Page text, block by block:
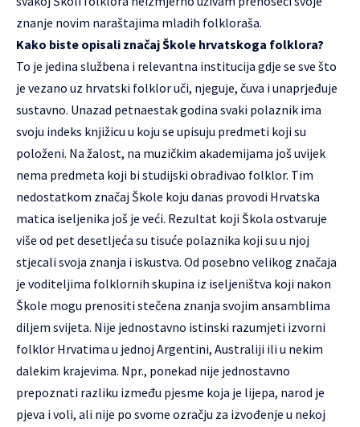
znanje novim naraštajima mladih folkloraša.
Kako biste opisali značaj Škole hrvatskoga folklora?
To je jedina službena i relevantna institucija gdje se sve što
je vezano uz hrvatski folklor uči, njeguje, čuva i unaprjeđuje
sustavno. Unazad petnaestak godina svaki polaznik ima
svoju indeks knjižicu u koju se upisuju predmeti koji su
položeni. Na žalost, na muzičkim akademijama još uvijek
nema predmeta koji bi studijski obrađivao folklor. Tim
nedostatkom značaj Škole koju danas provodi Hrvatska
matica iseljenika još je veći. Rezultat koji Škola ostvaruje
više od pet desetljeća su tisuće polaznika koji su u njoj
stjecali svoja znanja i iskustva. Od posebno velikog značaja
je voditeljima folklornih skupina iz iseljeništva koji nakon
Škole mogu prenositi stečena znanja svojim ansamblima
diljem svijeta. Nije jednostavno istinski razumjeti izvorni
folklor Hrvatima u jednoj Argentini, Australiji ili u nekim
dalekim krajevima. Npr., ponekad nije jednostavno
prepoznati razliku između pjesme koja je lijepa, narod je
pjeva i voli, ali nije po svome ozračju za izvođenje u nekoj